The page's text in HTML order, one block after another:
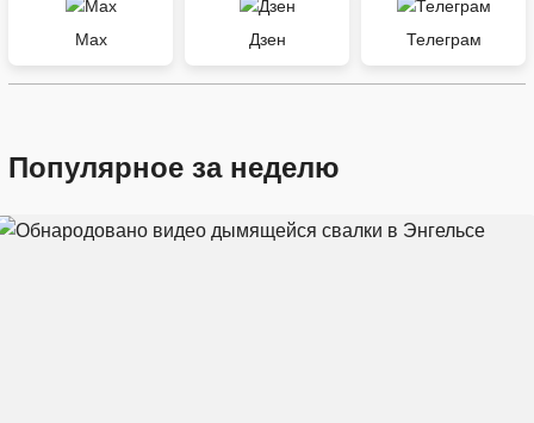
Max Дзен Телеграм
Популярное за неделю